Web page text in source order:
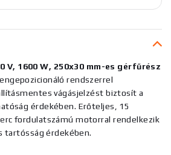
V, 1600 W, 250x30 mm-es gérfűrész
rendszerrel
vágásjelzést biztosít a
érdekében. Erőteljes, 15
fordulatszámú motorral rendelkezik
tartósság érdekében.